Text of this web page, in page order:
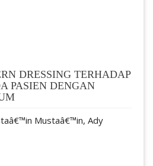
DRESSING TERHADAP
PASIEN DENGAN
Mustaâ€™in, Ady